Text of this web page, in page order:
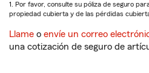
1. Por favor, consulte su póliza de seguro
propiedad cubierta y de las pérdidas
Llame o envíe un correo
una cotización de seguro de